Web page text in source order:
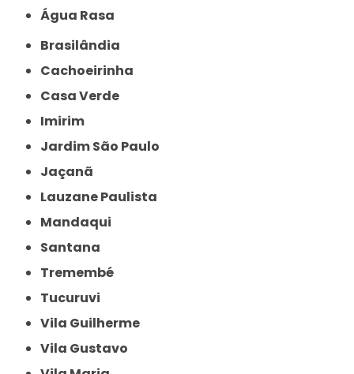
Água Rasa
Brasilândia
Cachoeirinha
Casa Verde
Imirim
Jardim São Paulo
Jaçanã
Lauzane Paulista
Mandaqui
Santana
Tremembé
Tucuruvi
Vila Guilherme
Vila Gustavo